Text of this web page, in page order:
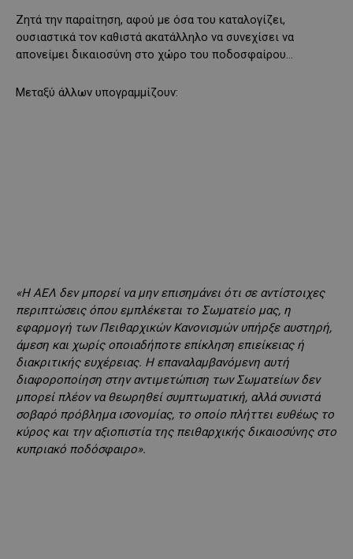
Ζητά την παραίτηση, αφού με όσα του καταλογίζει,
ουσιαστικά τον καθιστά ακατάλληλο να συνεχίσει να
απονείμει δικαιοσύνη στο χώρο του ποδοσφαίρου…
Μεταξύ άλλων υπογραμμίζουν:
«Η ΑΕΛ δεν μπορεί να μην επισημάνει ότι σε αντίστοιχες
περιπτώσεις όπου εμπλέκεται το Σωματείο μας, η
εφαρμογή των Πειθαρχικών Κανονισμών υπήρξε αυστηρή,
άμεση και χωρίς οποιαδήποτε επίκληση επιείκειας ή
διακριτικής ευχέρειας. Η επαναλαμβανόμενη αυτή
διαφοροποίηση στην αντιμετώπιση των Σωματείων δεν
μπορεί πλέον να θεωρηθεί συμπτωματική, αλλά συνιστά
σοβαρό πρόβλημα ισονομίας, το οποίο πλήττει ευθέως το
κύρος και την αξιοπιστία της πειθαρχικής δικαιοσύνης στο
κυπριακό ποδόσφαιρο».